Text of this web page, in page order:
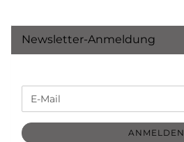
Newsletter-Anmeldung
WEITER
ZUR
NEWSLETTER-
ANMELDUNG
E-
Mail
ANMELDEN